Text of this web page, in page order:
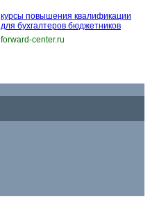
курсы повышения квалификации
для бухгалтеров бюджетников
forward-center.ru